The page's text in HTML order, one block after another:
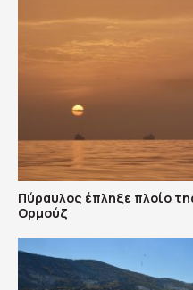
Πύραυλος έπληξε πλοίο
Ορμούζ